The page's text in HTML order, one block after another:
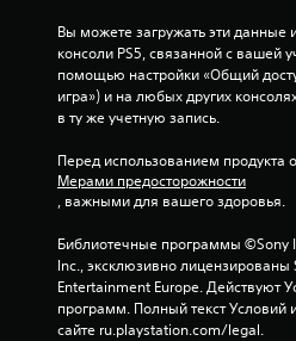
Вы можете загружать эти данные
консоли PS5, связанной с вашей
помощью настройки «Общий
игра») и на любых других
в ту же учетную запись.
Перед использованием продукта
Мерами предосторожности
, важными для вашего здоровья.
Библиотечные программы ©Sony
Inc., эксклюзивно лицензированы
Entertainment Europe. Действуют
программ. Полный текст Условий
сайте ru.playstation.com/legal.